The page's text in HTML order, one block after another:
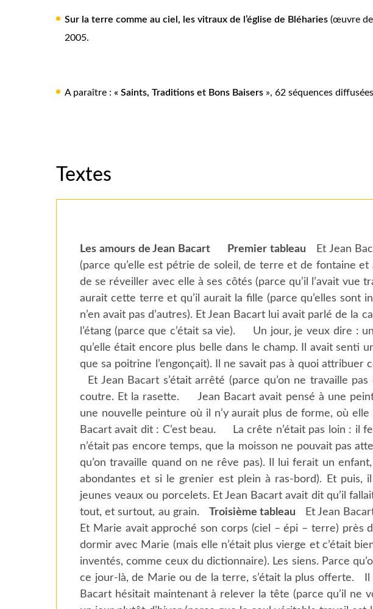
Sur la terre comme au ciel, les vitraux de l’église de Bléharies (œuvre
2005.
A paraître : « Saints, Traditions et Bons Baisers », 62 séquences
Textes
Les amours de Jean Bacart Premier tableau
Et Jean
(parce qu’elle est pétrie de soleil, de terre et de fontaine et
de se réveiller avec elle à ses côtés (parce qu’il l’avait vue
aurait cette terre et qu’il aurait la fille (parce qu’elles sont
n’en avait pas d’autres). Et Jean Bacart lui avait parlé de
l’étang (parce que c’était sa vie). Un jour, je veux dire :
qu’elle était encore plus belle dans le champ. Il avait senti
que sa poitrine l’engonçait). Il ne savait pas à quoi
Et Jean Bacart s’était arrêté (parce qu’on ne travaille
coutre. Et la rasette. Jean Bacart avait pensé à une
une nouvelle peinture où il n’y aurait plus de forme, où
Bacart avait dit : C’est beau. La crête n’était pas loin :
n’était pas encore temps, que la moisson ne pouvait pas
qu’on travaille quand on ne rêve pas). Il lui ferait un
abondantes et si le grenier est plein à ras-bord). Et
jeunes veaux ou porcelets. Et Jean Bacart avait dit qu’il
tout, et surtout, au grain.
Troisième tableau Et Jean
Et Marie avait approché son corps (ciel – épi – terre) près
dormir avec Marie (mais elle n’était plus vierge et c’était
inventés, comme ceux du dictionnaire). Les siens. Parce
ce jour-là, de Marie ou de la terre, s’était la plus
Bacart hésitait maintenant à relever la tête (parce qu’il